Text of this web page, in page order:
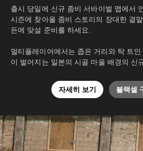
출시 당일에 신규 좀비 서바이벌 맵에서
시즌에 찾아올 좀비 스토리의 장대한 결
든에 맞설 준비를 하세요.
멀티플레이어에서는 좁은 거리와 탁 트
이 벌어지는 일본의 시골 마을 배경의 신
자세히 보기 블랙셀